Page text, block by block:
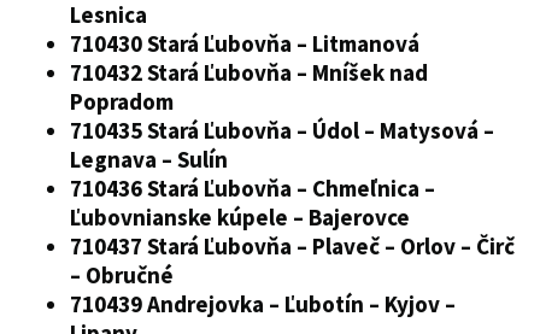
Lesnica
710430 Stará Ľubovňa – Litmanová
710432 Stará Ľubovňa – Mníšek nad
Popradom
710435 Stará Ľubovňa – Údol – Matysová –
Legnava – Sulín
710436 Stará Ľubovňa – Chmeľnica –
Ľubovnianske kúpele – Bajerovce
710437 Stará Ľubovňa – Plaveč – Orlov – Čirč
– Obručné
710439 Andrejovka – Ľubotín – Kyjov –